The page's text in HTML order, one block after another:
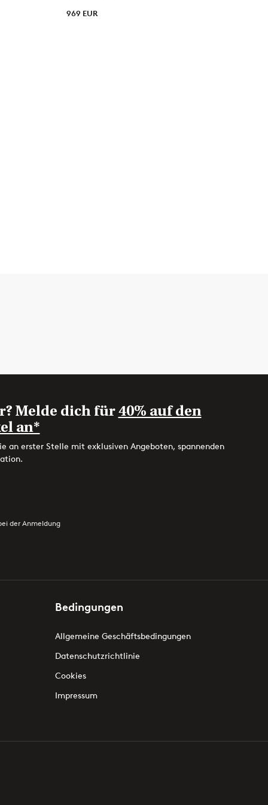
969 EUR
Melde dich für40% auf den
an*
an erster Stelle mit exklusiven Angeboten, spannenden
der Anmeldung
Bedingungen
Allgemeine Geschäftsbedingungen
Datenschutzrichtlinie
Cookies
Impressum